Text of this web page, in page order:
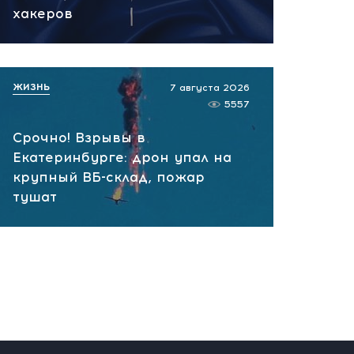
НАТО планирует и
России! Сенсационное
заявление хакеров
хакеров
Срочно! Взрывы в
Екатеринбурге: дрон упал на
крупный ВБ-склад, пожар
тушат
7 августа 2026
5557
ЖИЗНЬ